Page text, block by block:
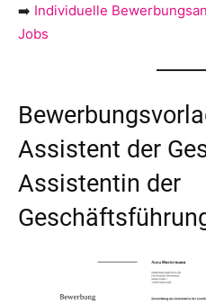
➡️ Individuelle
Jobs
Assistent der
Assistentin der